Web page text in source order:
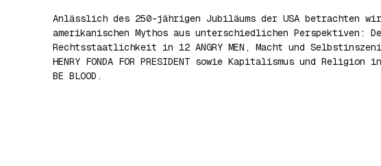
Anlässlich des 250-jährigen Jubiläums der USA betrachten
amerikanischen Mythos aus unterschiedlichen Perspektiven:
Rechtsstaatlichkeit in 12 ANGRY MEN, Macht und
HENRY FONDA FOR PRESIDENT sowie Kapitalismus und Religion in
BE BLOOD.